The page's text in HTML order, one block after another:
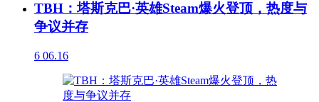
TBH：塔斯克巴·英雄Steam爆火登顶，热度与
争议并存
6 06.16